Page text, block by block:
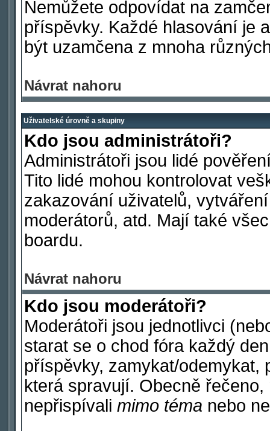
Nemůžete odpovídat na
příspěvky. Každé hlasování je
být uzamčena z mnoha
Návrat nahoru
Uživatelské úrovně a skupiny
Kdo jsou administrátoři?
Administrátoři jsou lidé
Tito lidé mohou kontrolovat
zakazování uživatelů,
moderátorů, atd. Mají také
boardu.
Návrat nahoru
Kdo jsou moderátoři?
Moderátoři jsou jednotlivci
starat se o chod fóra každý
příspěvky, zamykat/odemykat,
která spravují. Obecně
nepřispívali mimo téma nebo